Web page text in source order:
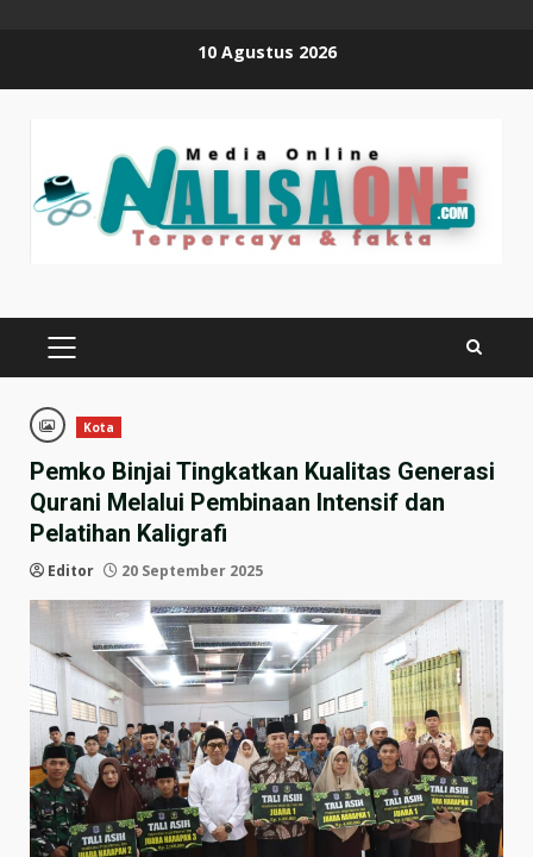
10 Agustus 2026
PRIMARY
Kota
Pemko Binjai Tingkatkan Kualitas Generasi
Qurani Melalui Pembinaan Intensif dan
Pelatihan Kaligrafi
Editor 20 September 2025